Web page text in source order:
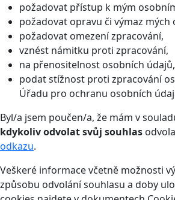
požadovat přístup k mým
požadovat opravu či výmaz mých
požadovat omezení zpracování,
vznést námitku proti zpracování,
na přenositelnost osobních údajů,
podat stížnost proti zpracování
Úřadu pro ochranu osobních
Byl/a jsem poučen/a, že mám v
kdykoliv odvolat svůj souhlas
odkazu.
Veškeré informace včetně možnosti
způsobu odvolání souhlasu a doby